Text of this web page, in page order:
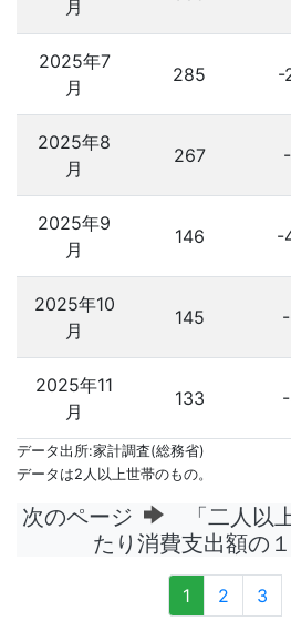
月
2025年7
月
285 -
2025年8
月
267
2025年9
月
146 -
2025年10
月
145
2025年11
月
133
データ出所:家計調査(総務省)
データは2人以上世帯のもの。
次のページ
「二人以
たり消費支出額の
1 2 3